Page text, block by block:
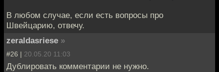
В любом случае, если есть вопросы про
Швейцарию, отвечу.
zeraldasriese »
#26 | 20.05.20 11:03
Дублировать комментарии не нужно.